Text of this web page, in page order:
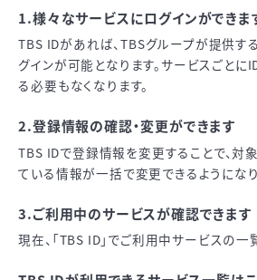
1.様々なサービスにログインができま
TBS IDがあれば、TBSグループが提供す
グインが可能となります。サービスごとに
る必要もなくなります。
2.登録情報の確認・変更ができます
TBS IDで登録情報を変更することで、対
ている情報が一括で変更できるようになり
3.ご利用中のサービスが確認できます
現在、「TBS ID」でご利用中サービスの一